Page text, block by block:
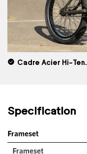
Cadre Acier Hi-Ten.
Specification
Frameset
Frameset